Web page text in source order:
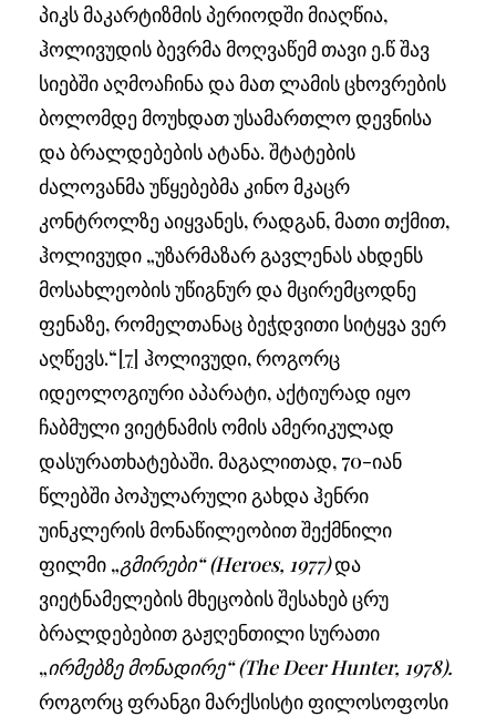
პიკს მაკარტიზმის პერიოდში მიაღწია,
ჰოლივუდის ბევრმა მოღვაწემ თავი ე.წ შავ
სიებში აღმოაჩინა და მათ ლამის ცხოვრების
ბოლომდე მოუხდათ უსამართლო დევნისა
და ბრალდებების ატანა. შტატების
ძალოვანმა უწყებებმა კინო მკაცრ
კონტროლზე აიყვანეს, რადგან, მათი თქმით,
ჰოლივუდი „უზარმაზარ გავლენას ახდენს
მოსახლეობის უწიგნურ და მცირემცოდნე
ფენაზე, რომელთანაც ბეჭდვითი სიტყვა ვერ
აღწევს.“ [7] ჰოლივუდი, როგორც
იდეოლოგიური აპარატი, აქტიურად იყო
ჩაბმული ვიეტნამის ომის ამერიკულად
დასურათხატებაში. მაგალითად, 70-იან
წლებში პოპულარული გახდა ჰენრი
უინკლერის მონაწილეობით შექმნილი
ფილმი „გმირები“(Heroes, 1977)და
ვიეტნამელების მხეცობის შესახებ ცრუ
ბრალდებებით გაჟღენთილი სურათი
„ირმებზე მონადირე“ (The Deer Hunter, 1978).
როგორც ფრანგი მარქსისტი ფილოსოფოსი